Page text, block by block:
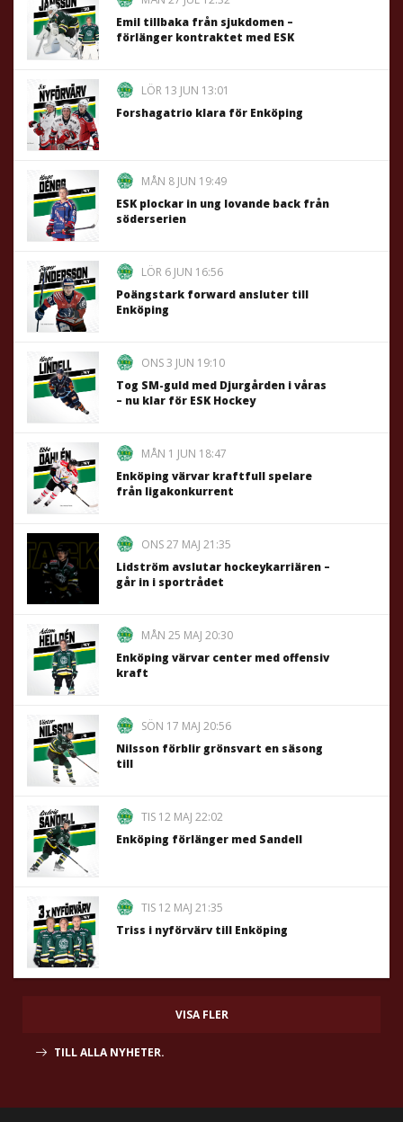
Emil tillbaka från sjukdomen –
förlänger kontraktet med ESK
LÖR 13 JUN 13:01
Forshagatrio klara för Enköping
MÅN 8 JUN 19:49
ESK plockar in ung lovande back från
söderserien
LÖR 6 JUN 16:56
Poängstark forward ansluter till
Enköping
ONS 3 JUN 19:10
Tog SM-guld med Djurgården i våras
– nu klar för ESK Hockey
MÅN 1 JUN 18:47
Enköping värvar kraftfull spelare
från ligakonkurrent
ONS 27 MAJ 21:35
Lidström avslutar hockeykarriären –
går in i sportrådet
MÅN 25 MAJ 20:30
Enköping värvar center med offensiv
kraft
SÖN 17 MAJ 20:56
Nilsson förblir grönsvart en säsong
till
TIS 12 MAJ 22:02
Enköping förlänger med Sandell
TIS 12 MAJ 21:35
Triss i nyförvärv till Enköping
VISA FLER
TILL ALLA NYHETER.